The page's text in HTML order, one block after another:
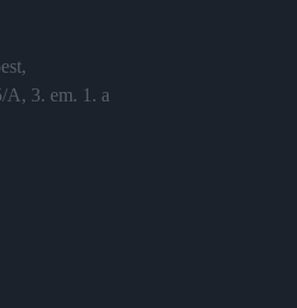
A, 3. em. 1. a